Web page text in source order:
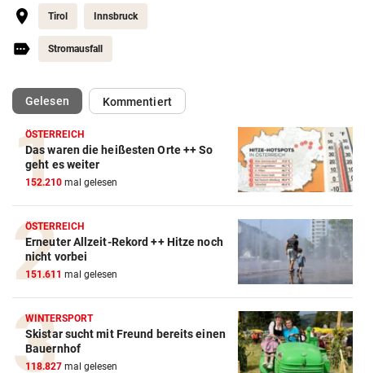
Tirol Innsbruck
Stromausfall
Gelesen(ausgewählt)Kommentiert
ÖSTERREICH
Das waren die heißesten Orte ++ So
geht es weiter
152.210 mal gelesen
ÖSTERREICH
Erneuter Allzeit-Rekord ++ Hitze noch
nicht vorbei
151.611 mal gelesen
WINTERSPORT
Skistar sucht mit Freund bereits einen
Bauernhof
118.827 mal gelesen